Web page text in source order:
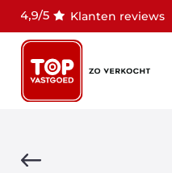
Klanten reviews